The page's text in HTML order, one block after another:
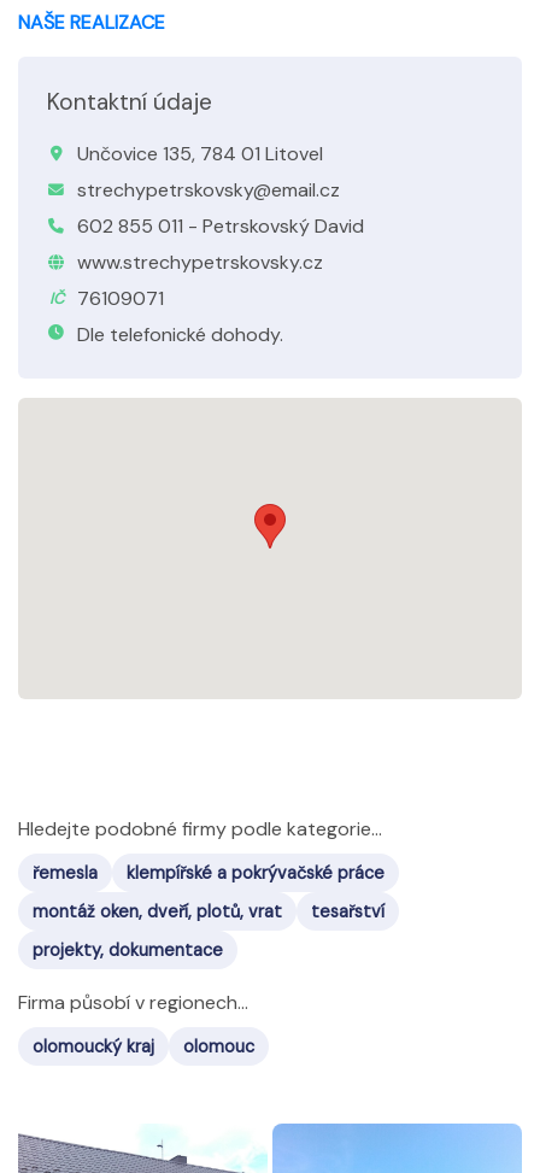
NAŠE REALIZACE
Kontaktní údaje
Unčovice 135, 784 01 Litovel
strechypetrskovsky@email.cz
602 855 011 - Petrskovský David
www.strechypetrskovsky.cz
IČ
76109071
Dle telefonické dohody.
Hledejte podobné firmy podle kategorie...
řemesla
klempířské a pokrývačské práce
montáž oken, dveří, plotů, vrat
tesařství
projekty, dokumentace
Firma působí v regionech...
olomoucký kraj olomouc